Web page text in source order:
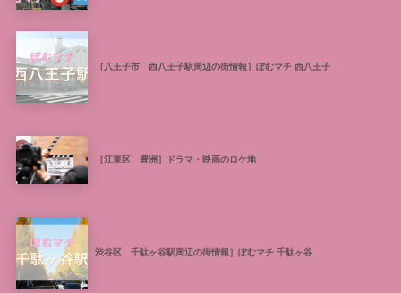
［八王子市 西八王子駅周辺の街情報］ぽむマチ 西八王子
［江東区 豊洲］ドラマ・映画のロケ地
渋谷区 千駄ヶ谷駅周辺の街情報］ぽむマチ 千駄ヶ谷